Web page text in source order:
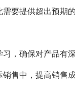
要提供超出预期的
，确保对产品有深
售中，提高销售成